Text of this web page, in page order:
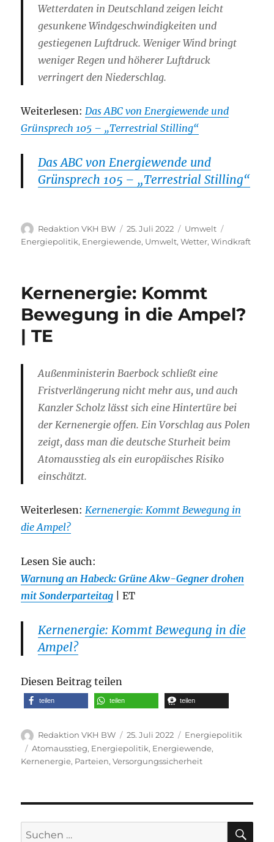
Wetterdaten in Deutschland zeigen leicht
gesunkene Windgeschwindigkeiten und
gestiegenen Luftdruck. Weniger Wind bringt
weniger Regen und höherer Luftdruck
verringert den Niederschlag.
Weiterlesen:Das ABC von Energiewende und
Grünsprech 105 – „Terrestrial Stilling“
Das ABC von Energiewende und
Grünsprech 105 – „Terrestrial Stilling“
Autor
Redaktion VKH BW
Veröffentlicht
am
25. Juli 2022 Kategorien
Umwelt
Energiepolitik, Energiewende, Umwelt,Wetter,Windkraft
Kernenergie: Kommt
Bewegung in die Ampel?
| TE
Außenministerin Baerbock schließt eine
Fristverlängerung nicht mehr aus, und auch
Kanzler Scholz lässt sich eine Hintertüre bei
der Kernenergie offen. Ein Vorschlag aus Polen
zeigt, dass man die deutsche Sturheit beim
Atomausstieg als ein europäisches Risiko
einschätzt.
Weiterlesen:Kernenergie: Kommt Bewegung in
die Ampel?
Lesen Sie auch:
Warnung an Habeck: Grüne Akw-Gegner drohen
mit Sonderparteitag | ET
Kernenergie: Kommt Bewegung in die
Ampel?
Diesen Beitrag teilen
teilen teilen teilen
Autor
Redaktion VKH BW
Veröffentlicht
am
25. Juli 2022 Kategorien
Energiepolitik
Schlagwörter
Atomausstieg, Energiepolitik, Energiewende,
Kernenergie, Parteien,Versorgungssicherheit
Suche